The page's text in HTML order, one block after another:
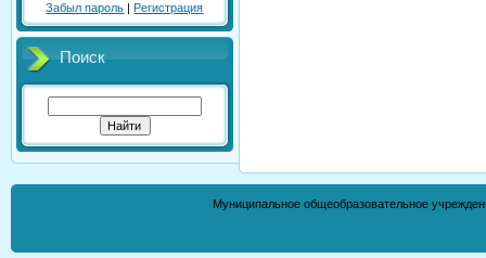
Забыл пароль |Регистрация
Поиск
Муниципальное общеобразовательное